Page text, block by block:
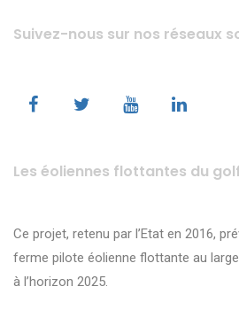
Suivez-nous sur nos réseaux
Les éoliennes flottantes du
Ce projet, retenu par l’Etat en 2016,
ferme pilote éolienne flottante au
à l’horizon 2025.